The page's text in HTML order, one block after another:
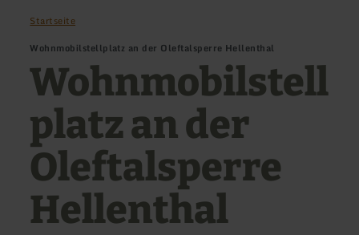
Startseite
Wohnmobilstellplatz an der Oleftalsperre Hellenthal
Wohnmobilstell
platz an der
Oleftalsperre
Hellenthal